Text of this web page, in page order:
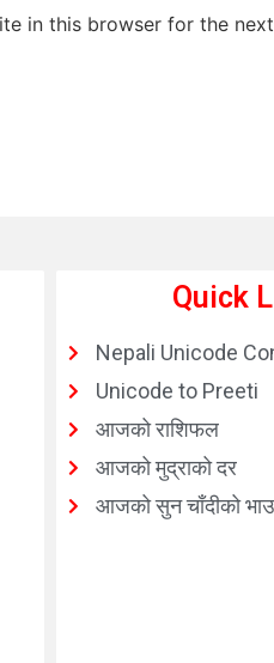
in this browser for the
Quick
Nepali Unicode
Unicode to Preeti
आजको राशिफल
आजको मुद्राको दर
आजको सुन चाँदीको भाउ